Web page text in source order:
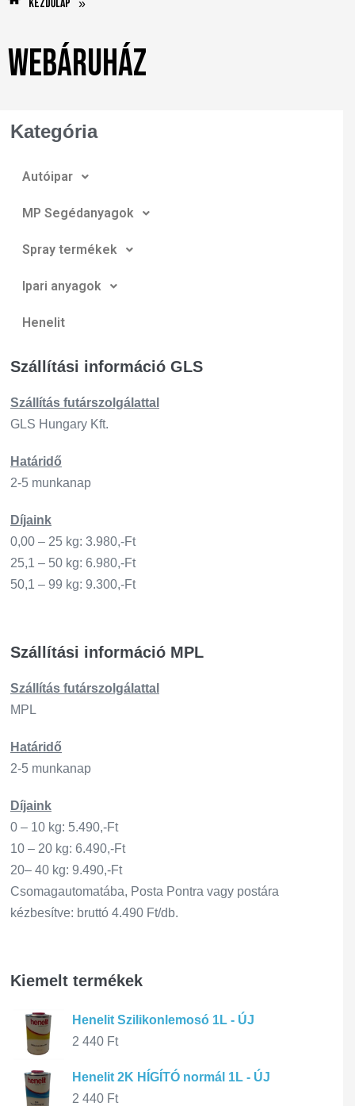
Kezdőlap »
Webáruház
Kategória
Autóipar
MP Segédanyagok
Spray termékek
Ipari anyagok
Henelit
Szállítási információ GLS
Szállítás futárszo lgálattal
GLS Hungary Kft.
Határidő
2-5 munkanap
Díjaink
0,00 – 25 kg: 3.980,-Ft
25,1 – 50 kg: 6.980,-Ft
50,1 – 99 kg: 9.300,-Ft
Szállítási információ MPL
Szállítás futárszo lgálattal
MPL
Határidő
2-5 munkanap
Díjaink
0 – 10 kg: 5.490,-Ft
10 – 20 kg: 6.490,-Ft
20– 40 kg: 9.490,-Ft
Csomagautomatába, Posta Pontra vagy postára
kézbesítve: bruttó 4.490 Ft/db.
Kiemelt termékek
Henelit Szilikonlemosó 1L - ÚJ
2 440 Ft
Henelit 2K HÍGÍTÓ normál 1L - ÚJ
2 440 Ft